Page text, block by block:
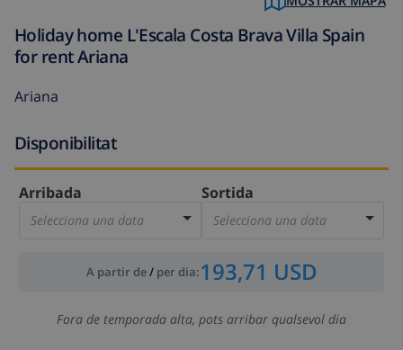
Holiday home L'Escala Costa Brava Villa Spain
for rent Ariana
Ariana
Disponibilitat
Arribada
Selecciona una data
Sortida
Selecciona una data
A partir de/ per dia:193,71 USD
Fora de temporada alta, pots arribar qualsevol dia